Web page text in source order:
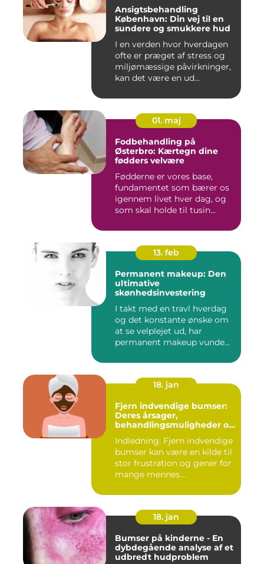
Ansigtsbehandling
København: Din vej til en
sundere og smukkere hud
I en verden hvor hverdagen
ofte er præget af stress og
miljømæssige påvirkninger,
kan det være en ud...
01. maj
Fodbehandling på
Østerbro: Kærtegn dine
fødders velvære
Fødderne er vores base,
fundamentet som bærer os
igennem livet hver dag, og
som skal holde til tusin...
13. feb
Permanent makeup: Den
ultimative
skønhedsinvestering
I takt med en travl hverdag
og det konstante ønske om
at se velplejet ud, har
permanent makeup vunde...
18. jan
Fjern indvendige bumser:
Deres årsager,
behandlingsmuligheder og
Indledning: Fjern indvendige
bumser kan være en kilde til
stor frustration og gener for
mange mennes...
18. jan
Bumser på kinderne - En
dybdegående analyse af et
udbredt hudproblem